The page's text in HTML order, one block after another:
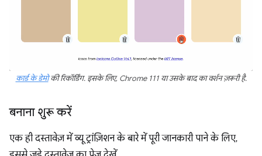
कार्ड के डेमोकी रिकॉर्डिंग. इसके लिए, Chrome 111 या उसके बाद का वर्शन ज़रूरी है.
बनाना शुरू करें
एक ही दस्तावेज़ में व्यू ट्रांज़िशन के बारे में पूरी जानकारी पाने के लिए,